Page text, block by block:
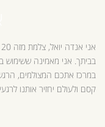
בביתך. אני מאמינה ששימוש
במרכז אתכם המצולמים,
קסם ולעולם יחזיר אותנו